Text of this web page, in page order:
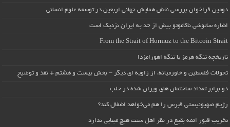
دومین فراخوان بررسی نقش همایش جهانی اربعین در توسعه علوم انسانی
اشاره ساتوشی ناکاموتو بیش از حد به ایران نزدیک است
From the Strait of Hormuz to the Bitcoin Strait
تاریخچه تنگه هرمز یا تنگه اهورامزدا
تحولات فلسطین و خاورمیانه، از زاویه ای دیگر – بخش بیست و هشتم + نقد و توضیح
دو برابر تعداد ساختمان های ویران شده در حلب
رژیم صهیونیستی قبرس را هم می‌خواهد اشغال کند؟
تخریب قبور ائمه بقیع در نظر اهل سنت هیچ مبنایی ندارد